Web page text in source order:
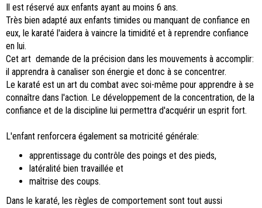
Il est réservé aux enfants ayant au moins 6 ans.
Très bien adapté aux enfants timides ou manquant de confiance en
eux, le karaté l'aidera à vaincre la timidité et à reprendre confiance
en lui.
Cet art demande de la précision dans les mouvements à accomplir:
il apprendra à canaliser son énergie et donc à se concentrer.
Le karaté est un art du combat avec soi-même pour apprendre à se
connaître dans l'action. Le développement de la concentration, de la
confiance et de la discipline lui permettra d'acquérir un esprit fort.
L'enfant renforcera également sa motricité générale:
apprentissage du contrôle des poings et des pieds,
latéralité bien travaillée et
maîtrise des coups.
Dans le karaté, les règles de comportement sont tout aussi